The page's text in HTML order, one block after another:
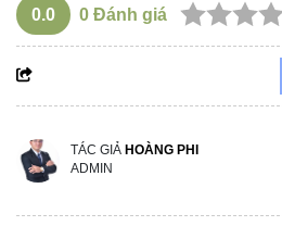
0.0 0 Đánh giá
TÁC GIẢ HOÀNG PHI
ADMIN